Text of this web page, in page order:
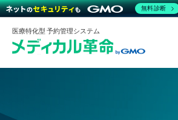
医療特化型 予約管理システム
無料診断